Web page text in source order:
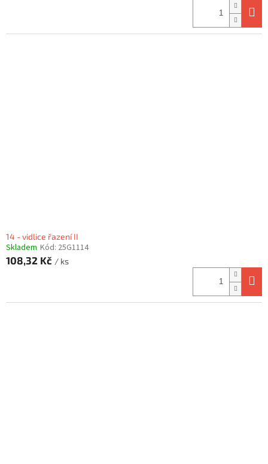
14 - vidlice řazení II
Skladem Kód: 25G1114
108,32 Kč / ks